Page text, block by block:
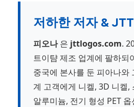
저하한 저자 &
피오나은 jttlogos.com.
트이턈 제조 업계에 팔하되
중국에 본사를 둔 피아나와
계 고객에게 니켈, 3D 니켈,
알루미늄, 전기 형성 PET